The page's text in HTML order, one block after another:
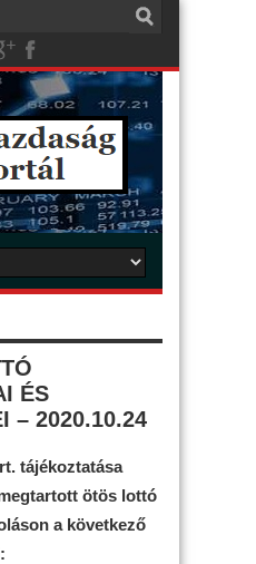
ÉS
– 2020.10.24
tájékoztatása
ötös lottó
a következő